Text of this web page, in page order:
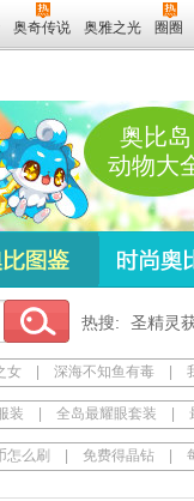
奥奇传说 奥雅之光 圈圈
奥比岛
动物大
热搜: 圣精灵
女 深海不知鱼有毒
装 全岛最耀眼套装
怎么刷 免费得晶钻